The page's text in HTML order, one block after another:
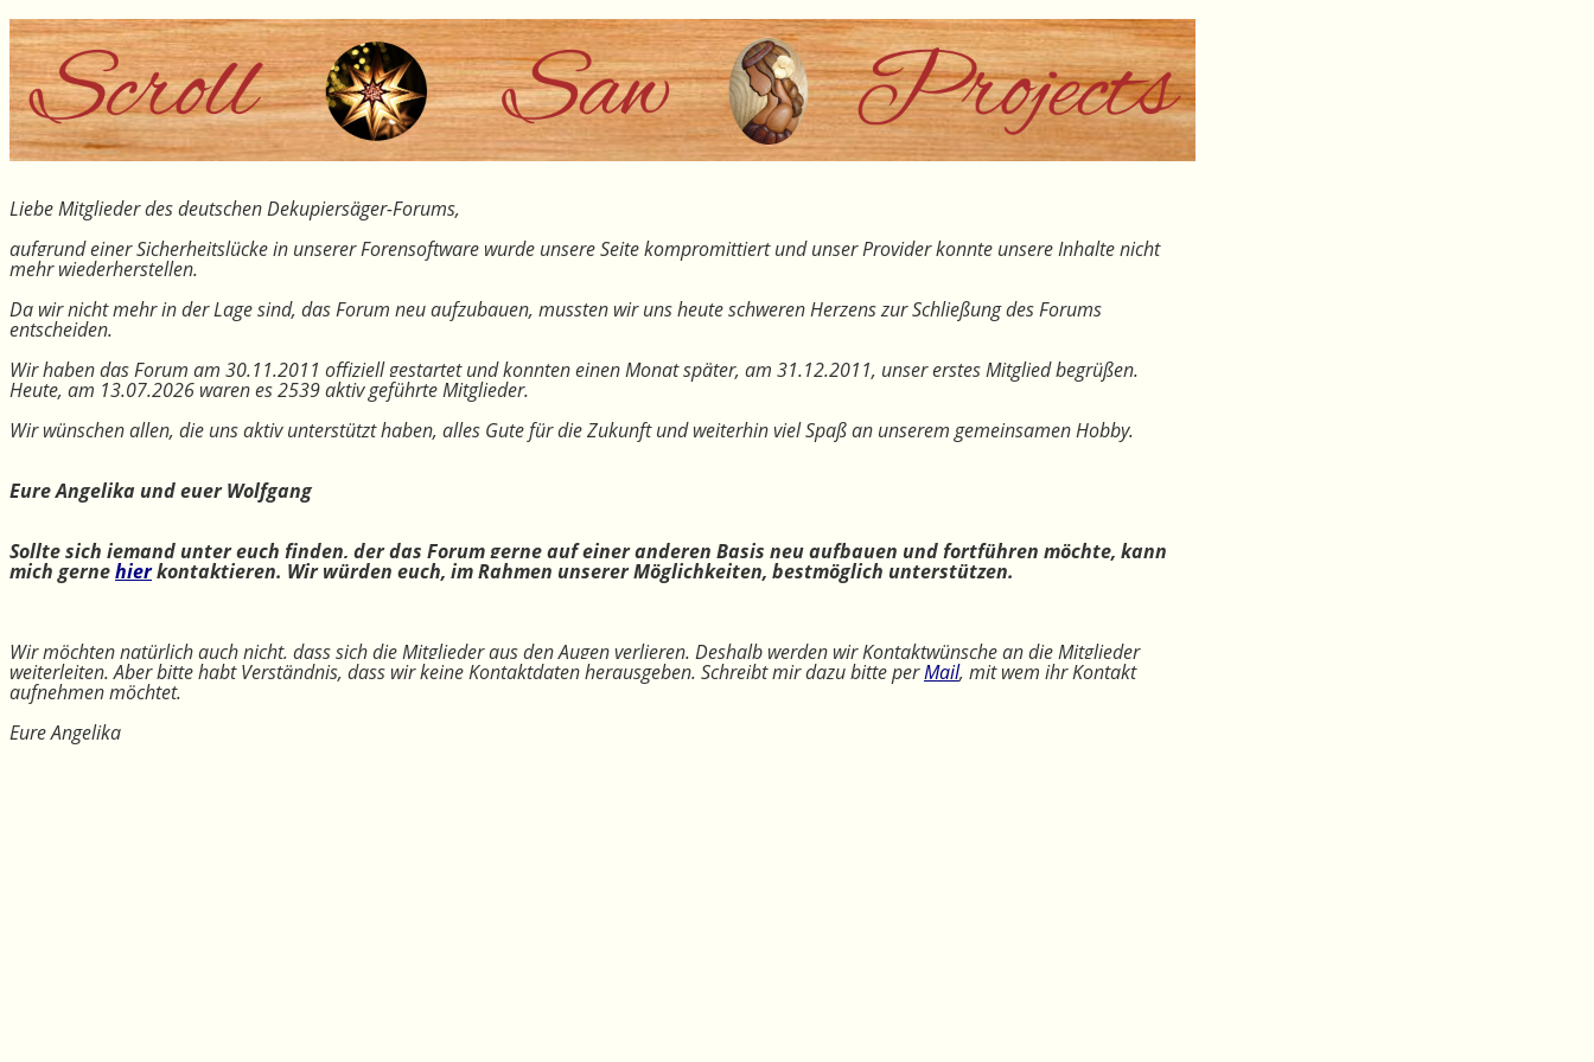
Liebe Mitglieder des deutschen Dekupiersäger-Forums,
aufgrund einer Sicherheitslücke in unserer Forensoftware wurde unsere Seite kompromittiert und unser Provider konnte unsere Inhalte nicht
mehr wiederherstellen.
Da wir nicht mehr in der Lage sind, das Forum neu aufzubauen, mussten wir uns heute schweren Herzens zur Schließung des Forums
entscheiden.
Wir haben das Forum am 30.11.2011 offiziell gestartet und konnten einen Monat später, am 31.12.2011, unser erstes Mitglied begrüßen.
Heute, am 13.07.2026 waren es 2539 aktiv geführte Mitglieder.
Wir wünschen allen, die uns aktiv unterstützt haben, alles Gute für die Zukunft und weiterhin viel Spaß an unserem gemeinsamen Hobby.
Eure Angelika und euer Wolfgang
Sollte sich jemand unter euch finden, der das Forum gerne auf einer anderen Basis neu aufbauen und fortführen möchte, kann
mich gernehierkontaktieren. Wir würden euch, im Rahmen unserer Möglichkeiten, bestmöglich unterstützen.
Wir möchten natürlich auch nicht, dass sich die Mitglieder aus den Augen verlieren. Deshalb werden wir Kontaktwünsche an die Mitglieder
weiterleiten. Aber bitte habt Verständnis, dass wir keine Kontaktdaten herausgeben. Schreibt mir dazu bitte perMail, mit wem ihr Kontakt
aufnehmen möchtet.
Eure Angelika